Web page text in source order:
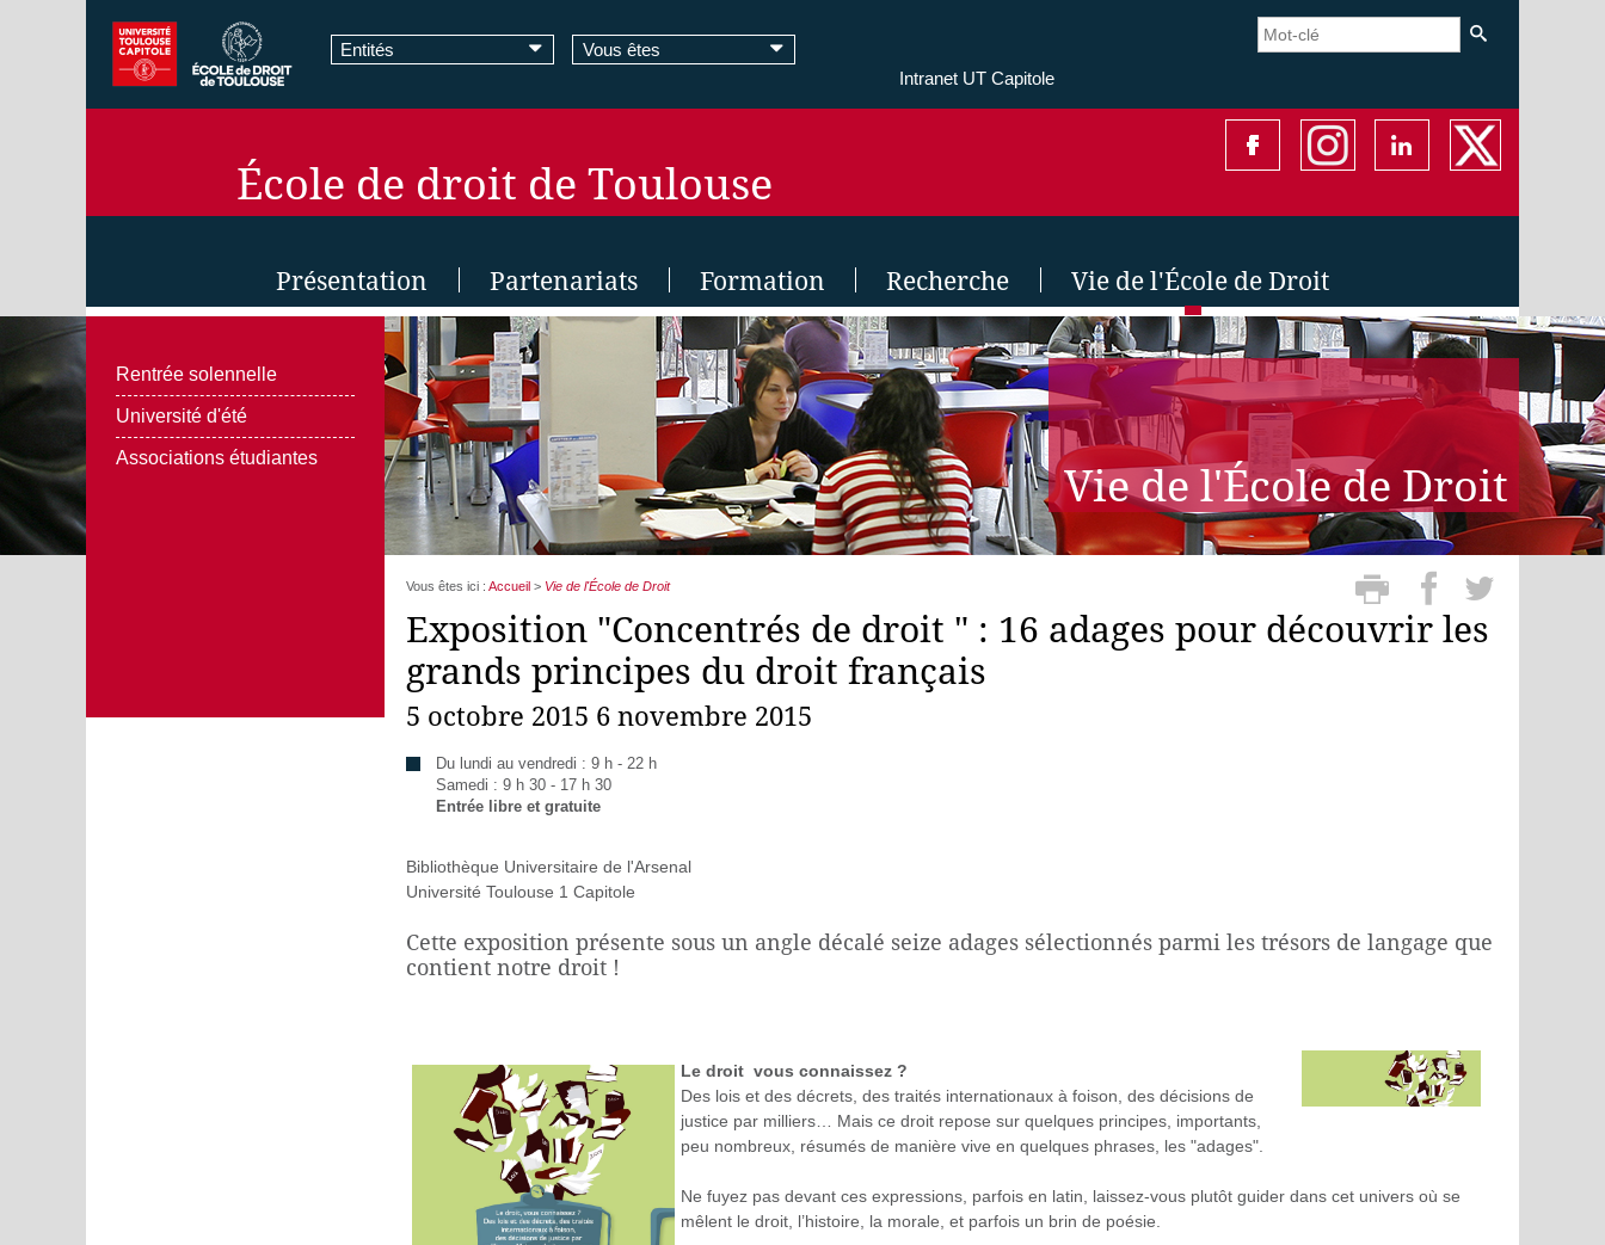
Entités Vous êtes
École de droit de Toulouse
Présentation Partenariats Formation Recherche Vie de l'École de Droit
Vie de l'École de Droit
Rentrée solennelle
Université d'été
Associations étudiantes
Vous êtes ici : Accueil> Vie de l'École de Droit
Exposition "Concentrés de droit " : 16 adages pour découvrir les
grands principes du droit français
5 octobre 2015 6 novembre 2015
Du lundi au vendredi : 9 h - 22 h
Samedi : 9 h 30 - 17 h 30
Entrée libre et gratuite
Bibliothèque Universitaire de l'Arsenal
Université Toulouse 1 Capitole
Cette exposition présente sous un angle décalé seize adages sélectionnés parmi les trésors de langage que
contient notre droit !
Le droit vous connaissez ?
Des lois et des décrets, des traités internationaux à foison, des décisions de
justice par milliers… Mais ce droit repose sur quelques principes, importants,
peu nombreux, résumés de manière vive en quelques phrases, les "adages".
Ne fuyez pas devant ces expressions, parfois en latin, laissez-vous plutôt guider dans cet univers où se
mêlent le droit, l’histoire, la morale, et parfois un brin de poésie.
Intranet UT Capitole